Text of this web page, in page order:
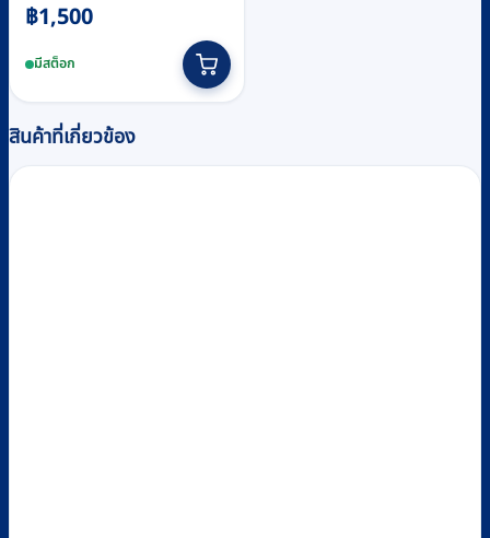
฿1,500
มีสต็อก
สินค้าที่เกี่ยวข้อง